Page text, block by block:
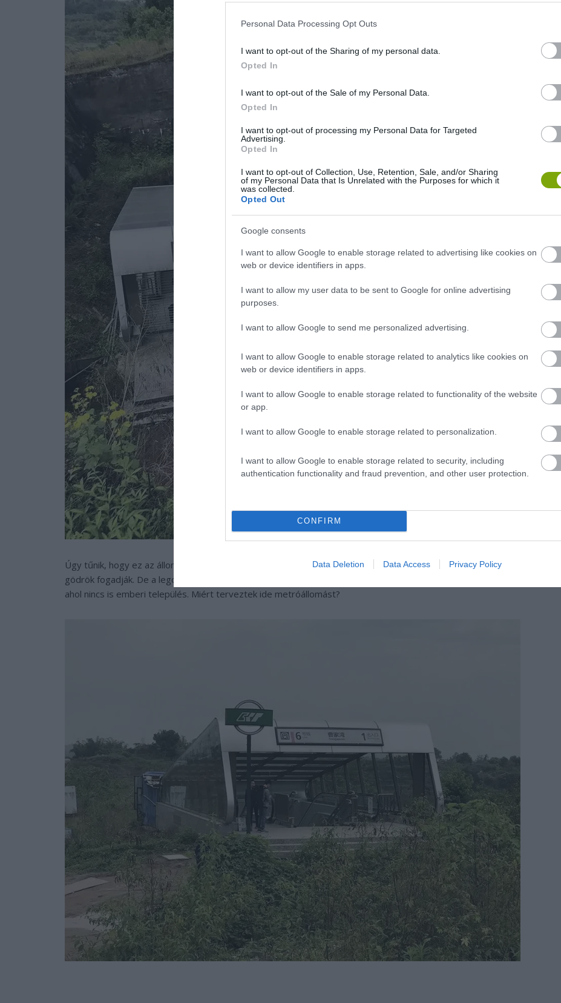
Personal Data Processing Opt Outs
I want to opt-out of the Sharing of my personal data.
Opted In
I want to opt-out of the Sale of my Personal Data.
Opted In
I want to opt-out of processing my Personal Data for Targeted
Advertising.
Opted In
I want to opt-out of Collection, Use, Retention, Sale, and/or Sharing
of my Personal Data that Is Unrelated with the Purposes for which it
was collected.
Opted Out
Google consents
I want to allow Google to enable storage related to advertising like cookies on
web or device identifiers in apps.
I want to allow my user data to be sent to Google for online advertising
purposes.
I want to allow Google to send me personalized advertising.
I want to allow Google to enable storage related to analytics like cookies on
web or device identifiers in apps.
I want to allow Google to enable storage related to functionality of the website
or app.
I want to allow Google to enable storage related to personalization.
I want to allow Google to enable storage related to security, including
authentication functionality and fraud prevention, and other user protection.
CONFIRM
Data Deletion Data Access Privacy Policy
Úgy tűnik, hogy ez az állomás még nem teljesen készült el. A feljövőt törmelékek, betonmaradványok és
gödrök fogadják. De a legdöbbenetesebb az, hogy olyan érzésünk van mintha a semmi közepére érkeznénk,
ahol nincs is emberi település. Miért terveztek ide metróállomást?